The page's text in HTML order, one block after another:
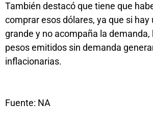
También destacó que tiene que
comprar esos dólares, ya que si
grande y no acompaña la demanda,
pesos emitidos sin demanda
inflacionarias.
Fuente: NA